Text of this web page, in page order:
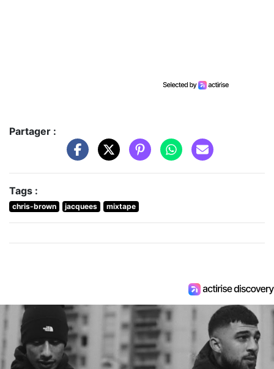
Partager :
Tags :
chris-brown jacquees mixtape